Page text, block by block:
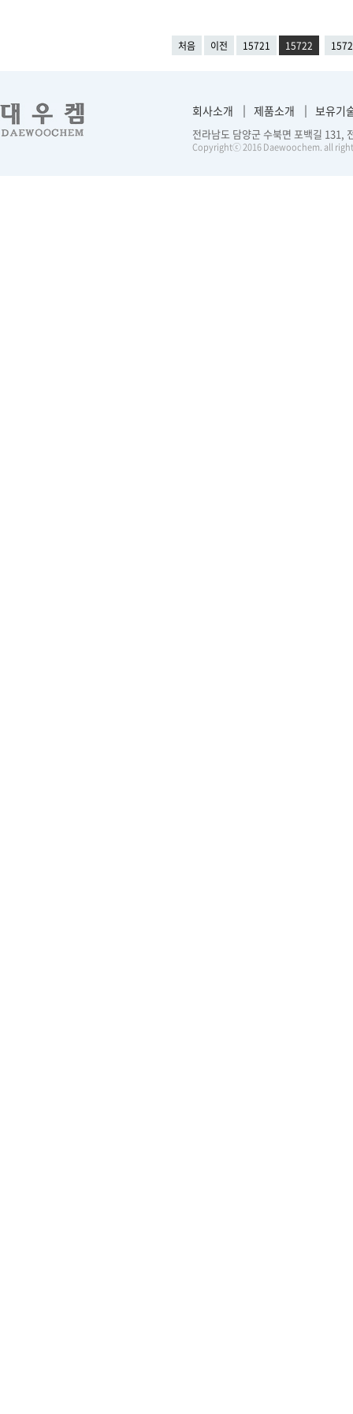
처음 이전 15721 15722
회사소개 제품소개 보유기
전라남도 담양군 수북면 포백길
Copyrightⓒ 2016 Daewoochem. all